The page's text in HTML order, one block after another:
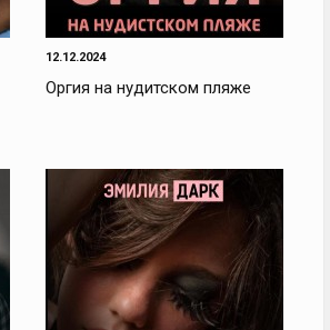
12.12.2024
Оргия на нудитском пляже